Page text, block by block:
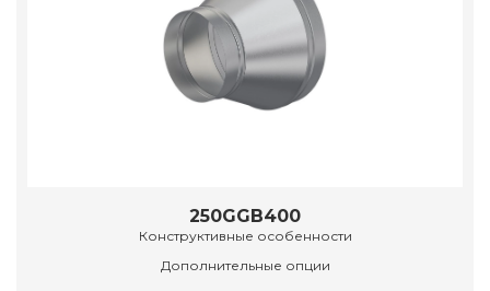
250GGB400
Конструктивные особенности
Дополнительные опции